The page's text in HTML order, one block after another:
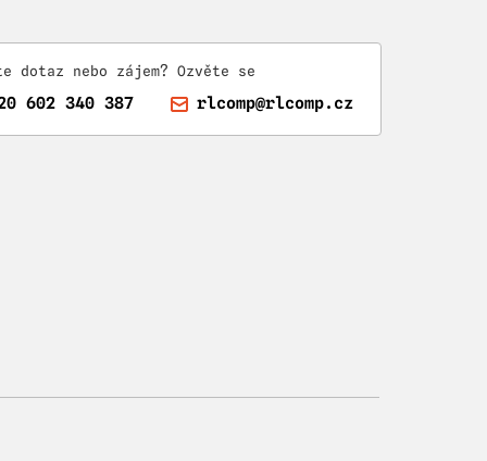
dotaz nebo zájem? Ozvěte se
602 340 387 rlcomp@rlcomp.cz